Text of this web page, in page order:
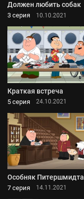
Должен любить собак
3 серия 10.10.2021
Краткая встреча
5 серия 24.10.2021
Особняк Питершмидта
7 серия 14.11.2021